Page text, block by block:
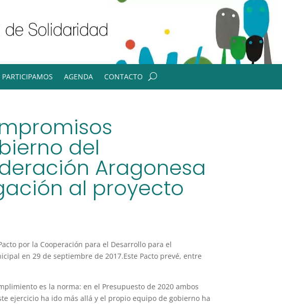
AGENDA CONTACTO
del
Aragonesa
al proyecto
por la Cooperación para el Desarrollo para el
en 29 de septiembre de 2017.Este Pacto prevé, entre
es la norma: en el Presupuesto de 2020 ambos
ejercicio ha ido más allá y el propio equipo de gobierno ha